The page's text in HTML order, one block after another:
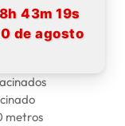
8h 43m 19s
de agosto
metros